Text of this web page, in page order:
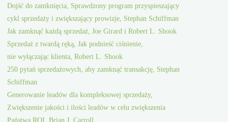
Dojść do zamknięcia, Sprawdzony program przyspieszający
cykl sprzedaży i zwiększający prowizje, Stephan Schiffman
Jak zamknąć każdą sprzedaż, Joe Girard i Robert L. Shook
Sprzedaż z twardą ręką, Jak podnieść ciśnienie,
nie wyłączając klienta, Robert L. Shook
250 pytań sprzedażowych, aby zamknąć transakcję, Stephan
Schiffman
Generowanie leadów dla kompleksowej sprzedaży,
Zwiększenie jakości i ilości leadów w celu zwiększenia
Państwa ROI, Brian J. Carroll